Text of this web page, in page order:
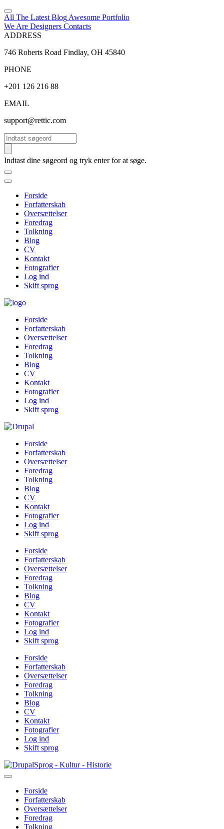
All The Latest Blog Awesome Portfolio
We Are Designers Contacts
ADDRESS
746 Roberts Road Findlay, OH 45840
PHONE
+201 126 216 88
EMAIL
support@rettic.com
Søg
Indtast dine søgeord og tryk enter for at søge.
Forside
Forfatterskab
Oversættelser
Foredrag
Tolkning
Blog
CV
Kontakt
Fotografier
Log ind
Skift sprog
Forside
Forfatterskab
Oversættelser
Foredrag
Tolkning
Blog
CV
Kontakt
Fotografier
Log ind
Skift sprog
Forside
Forfatterskab
Oversættelser
Foredrag
Tolkning
Blog
CV
Kontakt
Fotografier
Log ind
Skift sprog
Forside
Forfatterskab
Oversættelser
Foredrag
Tolkning
Blog
CV
Kontakt
Fotografier
Log ind
Skift sprog
Forside
Forfatterskab
Oversættelser
Foredrag
Tolkning
Blog
CV
Kontakt
Fotografier
Log ind
Skift sprog
Gå
til
Sprog - Kultur - Historie
Primær
navigation
Forside
Forfatterskab
Oversættelser
Foredrag
Tolkning